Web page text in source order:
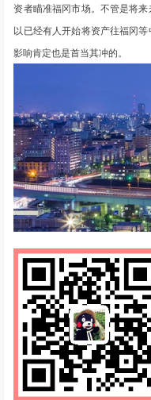
资者瞄准福冈市场。不管是将
以已经有人开始将资产往福冈
影响肯定也是首当其冲的。